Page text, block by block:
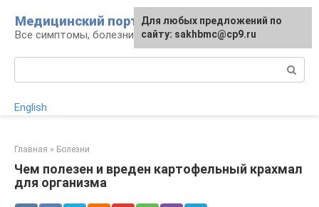
контенту
Медицинский портал
Все симптомы, болезни и их лечение
English
Главная » Болезни
Чем полезен и вреден картофельный крахмал
для организма
Для любых предложений по
сайту: sakhbmc@cp9.ru